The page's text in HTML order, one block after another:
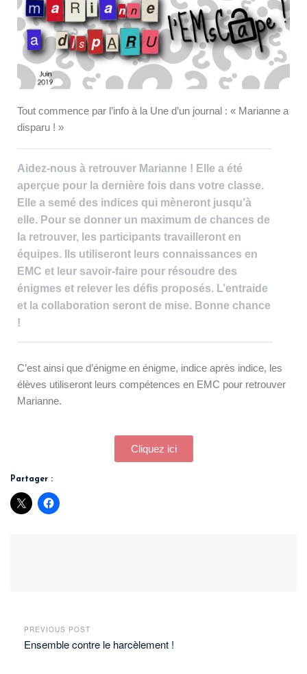
Tout commence par l’info à la Une d’un journal : « Marianne a
disparu ! »
Aidez-nous à retrouver Marianne ! Elle a été
aperçue pour la dernière fois dans votre classe.
Elle a semé des indices qui mèneront jusqu’à
elle. Pour se donner un maximum de chances de
la retrouver, les participants travailleront en
équipes. Ils utiliseront leurs connaissances en
EMC et leur savoir-faire pour résoudre des
énigmes et relever les défis proposés. L’entraide
et la collaboration seront de mise. Bonne chance
!
C’est ainsi que d’énigme en énigme, indice après indice, les
élèves utiliseront leurs compétences en EMC pour retrouver
Marianne.
Cliquez ici
Partager :
PREVIOUS POST
Ensemble contre le harcèlement !